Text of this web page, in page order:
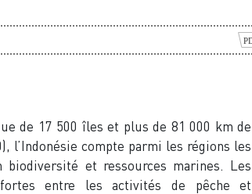
de 17 500 îles et plus de 81 000 km de
l’Indonésie compte parmi les régions les
et ressources marines. Les
entre les activités de pêche et